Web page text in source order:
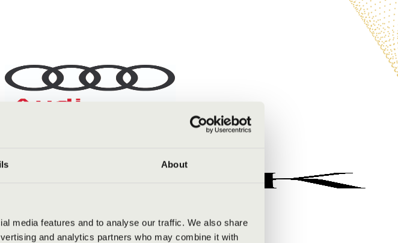
About
media features and to analyse our traffic. We also share
and analytics partners who may combine it with